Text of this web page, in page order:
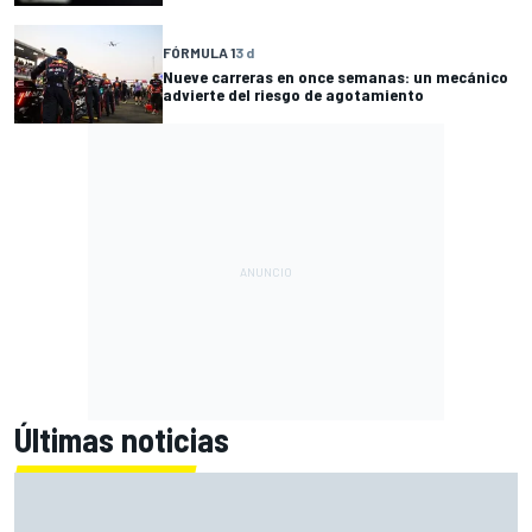
FÓRMULA 13 d
Nueve carreras en once semanas: un mecánico
advierte del riesgo de agotamiento
Últimas noticias